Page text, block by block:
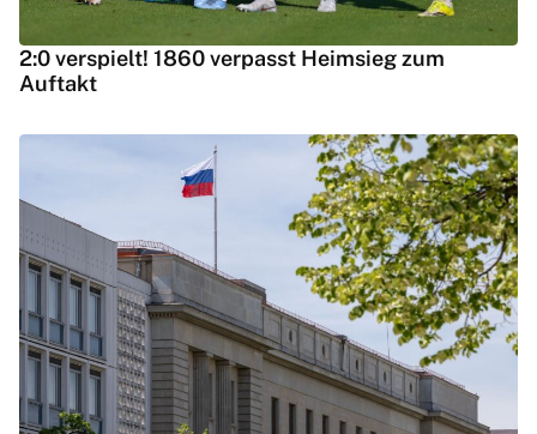
2:0 verspielt! 1860 verpasst Heimsieg zum
Auftakt